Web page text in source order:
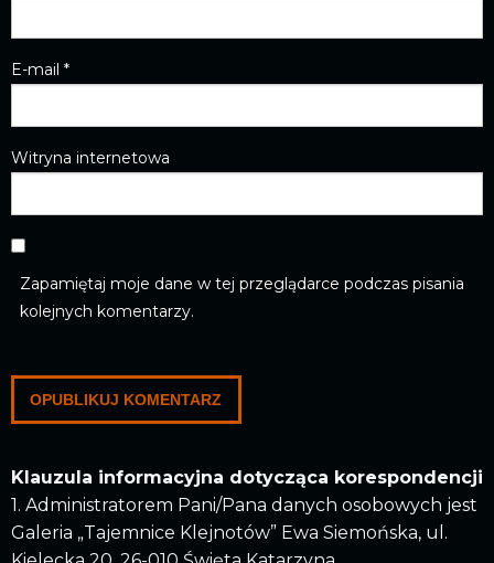
E-mail *
Witryna internetowa
Zapamiętaj moje dane w tej przeglądarce podczas pisania
kolejnych komentarzy.
Klauzula informacyjna dotycząca korespondencji
1. Administratorem Pani/Pana danych osobowych jest
Galeria „Tajemnice Klejnotów” Ewa Siemońska, ul.